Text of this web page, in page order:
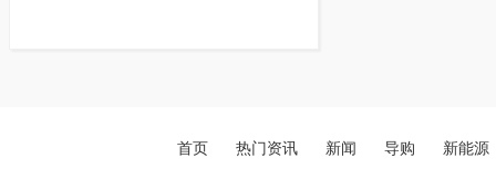
首页 热门资讯 新闻 导购 新能源